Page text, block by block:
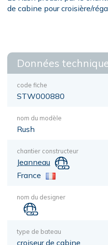
de cabine pour croisière/
Données
code fiche
STW000880
nom du modèle
Rush
chantier constructeur
Jeanneau
France
nom du designer
type de bateau
croiseur de cabine